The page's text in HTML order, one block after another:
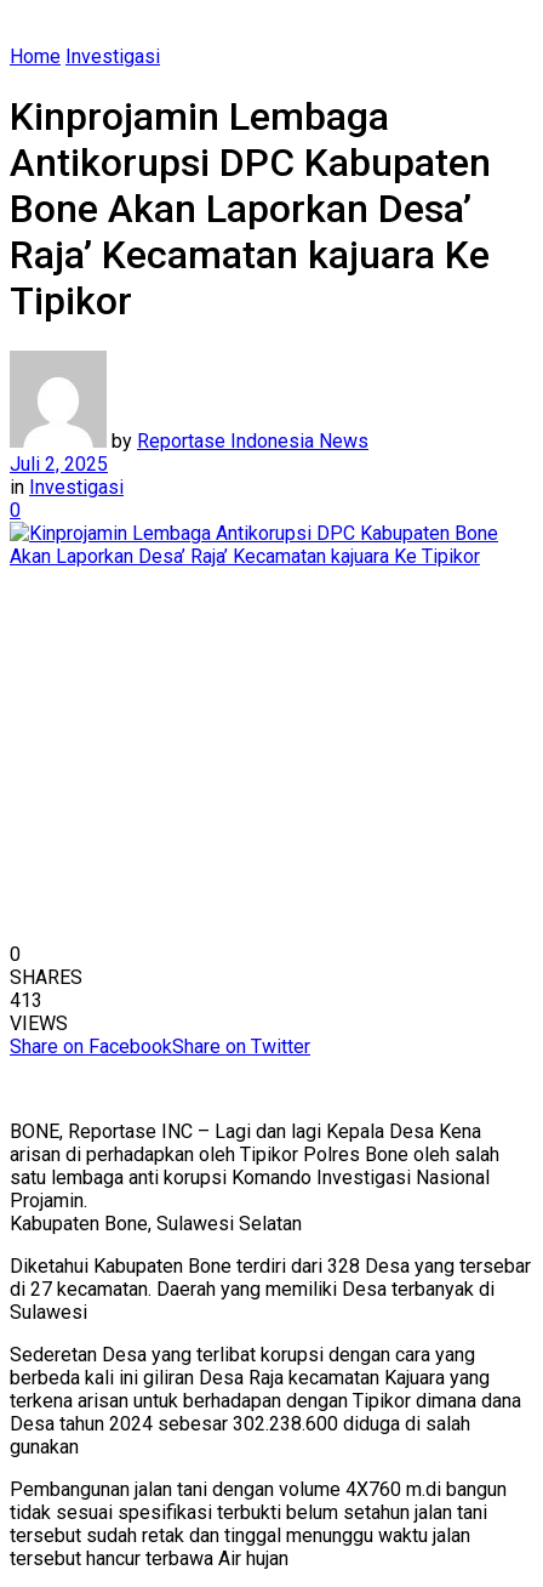
Home Investigasi
Kinprojamin Lembaga
Antikorupsi DPC Kabupaten
Bone Akan Laporkan Desa’
Raja’ Kecamatan kajuara Ke
Tipikor
by Reportase Indonesia News
Juli 2, 2025
in Investigasi
0
0
SHARES
413
VIEWS
Share on FacebookShare on Twitter
BONE, Reportase INC – Lagi dan lagi Kepala Desa Kena
arisan di perhadapkan oleh Tipikor Polres Bone oleh salah
satu lembaga anti korupsi Komando Investigasi Nasional
Projamin.
Kabupaten Bone, Sulawesi Selatan
Diketahui Kabupaten Bone terdiri dari 328 Desa yang tersebar
di 27 kecamatan. Daerah yang memiliki Desa terbanyak di
Sulawesi
Sederetan Desa yang terlibat korupsi dengan cara yang
berbeda kali ini giliran Desa Raja kecamatan Kajuara yang
terkena arisan untuk berhadapan dengan Tipikor dimana dana
Desa tahun 2024 sebesar 302.238.600 diduga di salah
gunakan
Pembangunan jalan tani dengan volume 4X760 m.di bangun
tidak sesuai spesifikasi terbukti belum setahun jalan tani
tersebut sudah retak dan tinggal menunggu waktu jalan
tersebut hancur terbawa Air hujan